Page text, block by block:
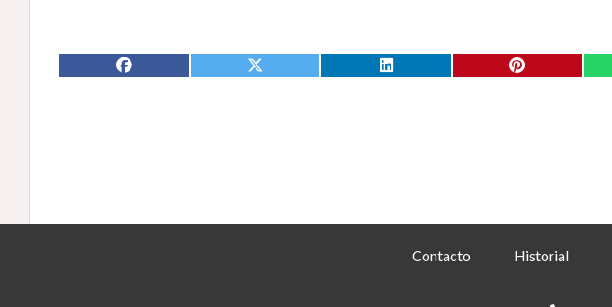
Contacto Historial